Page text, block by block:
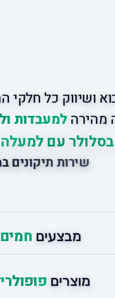
ושיווק כל חלקי
מהירהלמעבדות
עם למעלה מ15 שנות
שירות תיקונים
מבצעים
מוצרים